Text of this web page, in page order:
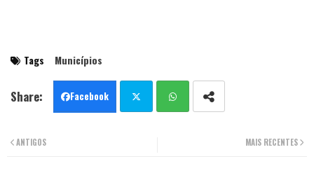
Tags Municípios
Facebook
MAIS RECENTES
ANTIGOS